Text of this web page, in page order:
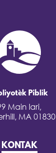
Piblik
Main lari,
MA 01830
KONTAK